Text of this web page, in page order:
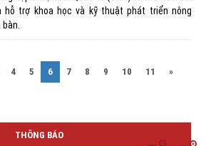
hỗ trợ khoa học và kỹ thuật phát triển nông
4 5 6(current)
7 8 9 10 11
»
THÔNG BÁO
một số văn bảng quy phạm pháp luật trong